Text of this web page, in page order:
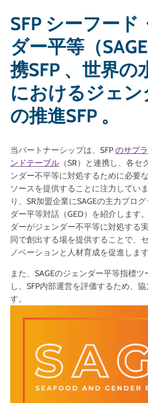
SFP シーフード
ダー平等（
携SFP 、世界の
におけるジェン
の推進SFP 。
当パートナーシップは、SFP のサプ
ンドテーブル （SR）と連携し、各セ
ンダー不平等に対処するために必要
ソースを提供することに注力してい
り、SR加盟企業にSAGEの主力プロ
ダー平等対話（GED）を紹介します
ダーがジェンダー不平等に対処する
同で創出する場を提供することで、
ノベーションと人材育成を促進します
また、SAGEのジェンダー平等指標
し、SFP内部運営を評価するため、
す。